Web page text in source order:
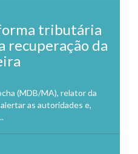
tributária
recuperação da
(MDB/MA), relator da
as autoridades e,